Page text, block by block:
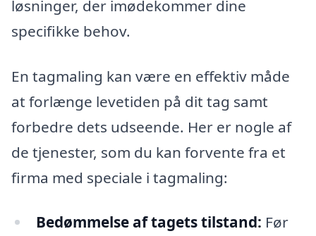
løsninger, der imødekommer dine
specifikke behov.
En tagmaling kan være en effektiv måde
at forlænge levetiden på dit tag samt
forbedre dets udseende. Her er nogle af
de tjenester, som du kan forvente fra et
firma med speciale i tagmaling:
Bedømmelse af tagets tilstand: Før